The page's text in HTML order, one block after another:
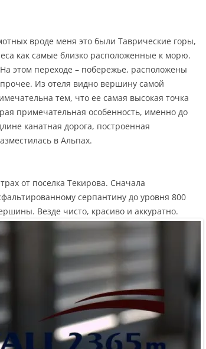
вроде меня это были Таврические горы,
как самые близко расположенные к морю.
этом переходе – побережье, расположены
Из отеля видно вершину самой
тем, что ее самая высокая точка
примечательная особенность, именно до
канатная дорога, построенная
в Альпах.
от поселка Текирова. Сначала
серпантину до уровня 800
Везде чисто, красиво и аккуратно.